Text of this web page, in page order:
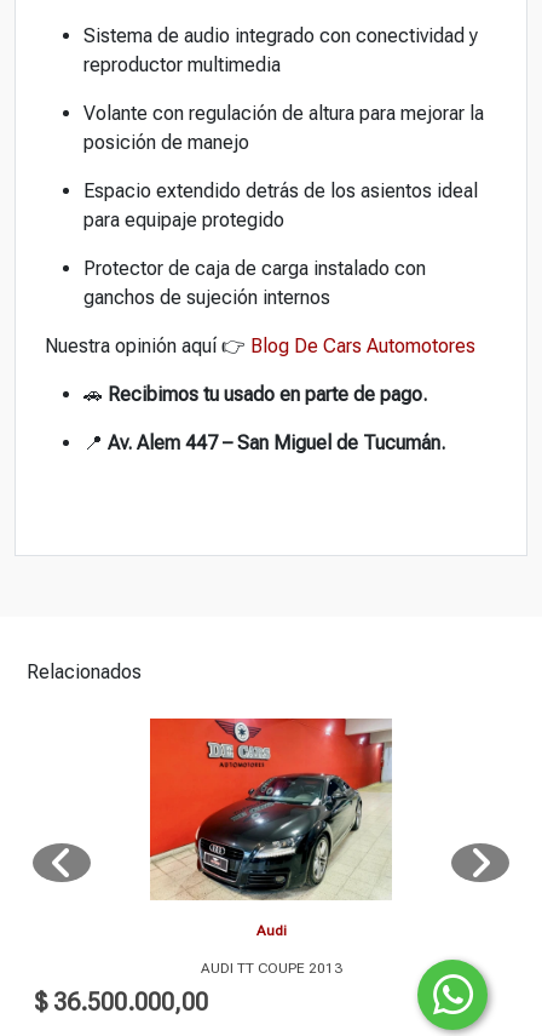
Sistema de audio integrado con conectividad y
reproductor multimedia
Volante con regulación de altura para mejorar la
posición de manejo
Espacio extendido detrás de los asientos ideal
para equipaje protegido
Protector de caja de carga instalado con
ganchos de sujeción internos
Nuestra opinión aquí 👉 Blog De Cars Automotores
🚗 Recibimos tu usado en parte de pago.
📍 Av. Alem 447 – San Miguel de Tucumán.
Relacionados
Audi
AUDI TT COUPE 2013
$ 36.500.000,00